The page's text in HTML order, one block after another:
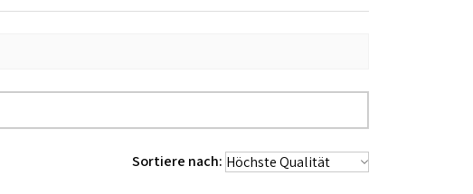
Sortiere nach: